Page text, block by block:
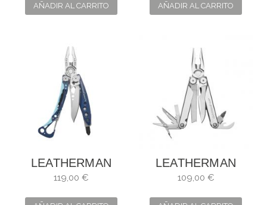
AÑADIR AL CARRITO AÑADIR AL CARRITO
LEATHERMAN
SKELETOOL CX
119,00 €
LEATHERMAN
CURL
109,00 €